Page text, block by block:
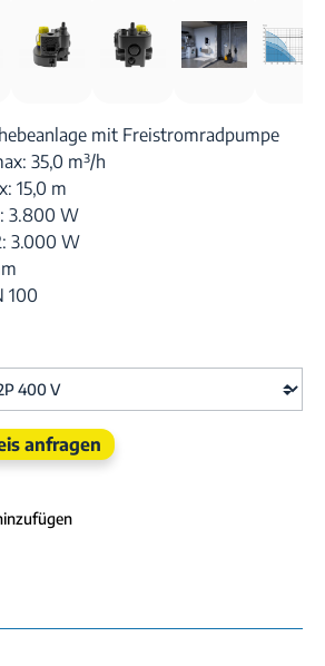
mit Freistromradpumpe
35,0 m³/h
15,0 m
3.800 W
3.000 W
100
Gib den gewünschten
anfragen